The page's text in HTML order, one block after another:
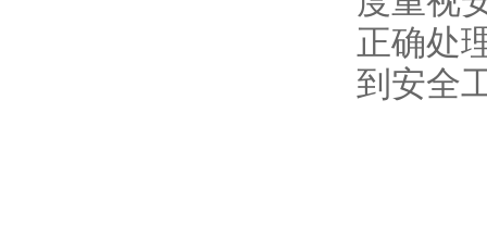
正确处
到安全